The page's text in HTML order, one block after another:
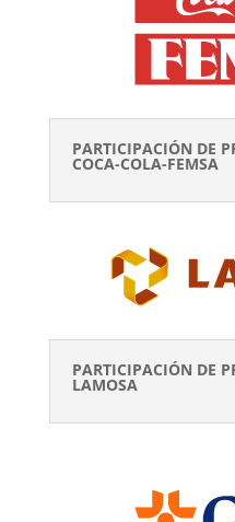
PARTICIPACIÓN DE
COCA-COLA-FEMSA
PARTICIPACIÓN DE
LAMOSA